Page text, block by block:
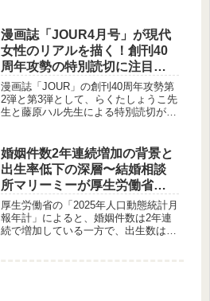
きみを救いたい』、そしてクライマッ
クスを迎える『狐面夫婦』など、今号
も話題作が満載です。
漫画誌「JOUR4月号」が現代
女性のリアルを描く！創刊40
周年攻勢の特別読切に注目で
す
漫画誌「JOUR」の創刊40周年攻勢第
2弾と第3弾として、らくたしょうこ先
生と藤原ハル先生による特別読切が3
己肯定感といったテーマを深く掘り下
げた作品群は、多くの読者の共感を呼
ぶことでしょう。
婚姻件数2年連続増加の背景と
出生率低下の深層〜結婚相談
所マリーミーが厚生労働省の
統計から見解を発表〜
厚生労働省の「2025年人口動態統計月
報年計」によると、婚姻件数は2年連
続で増加している一方で、出生数は過